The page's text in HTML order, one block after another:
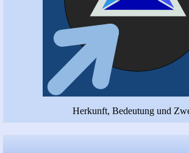
Herkunft, Bedeutung und